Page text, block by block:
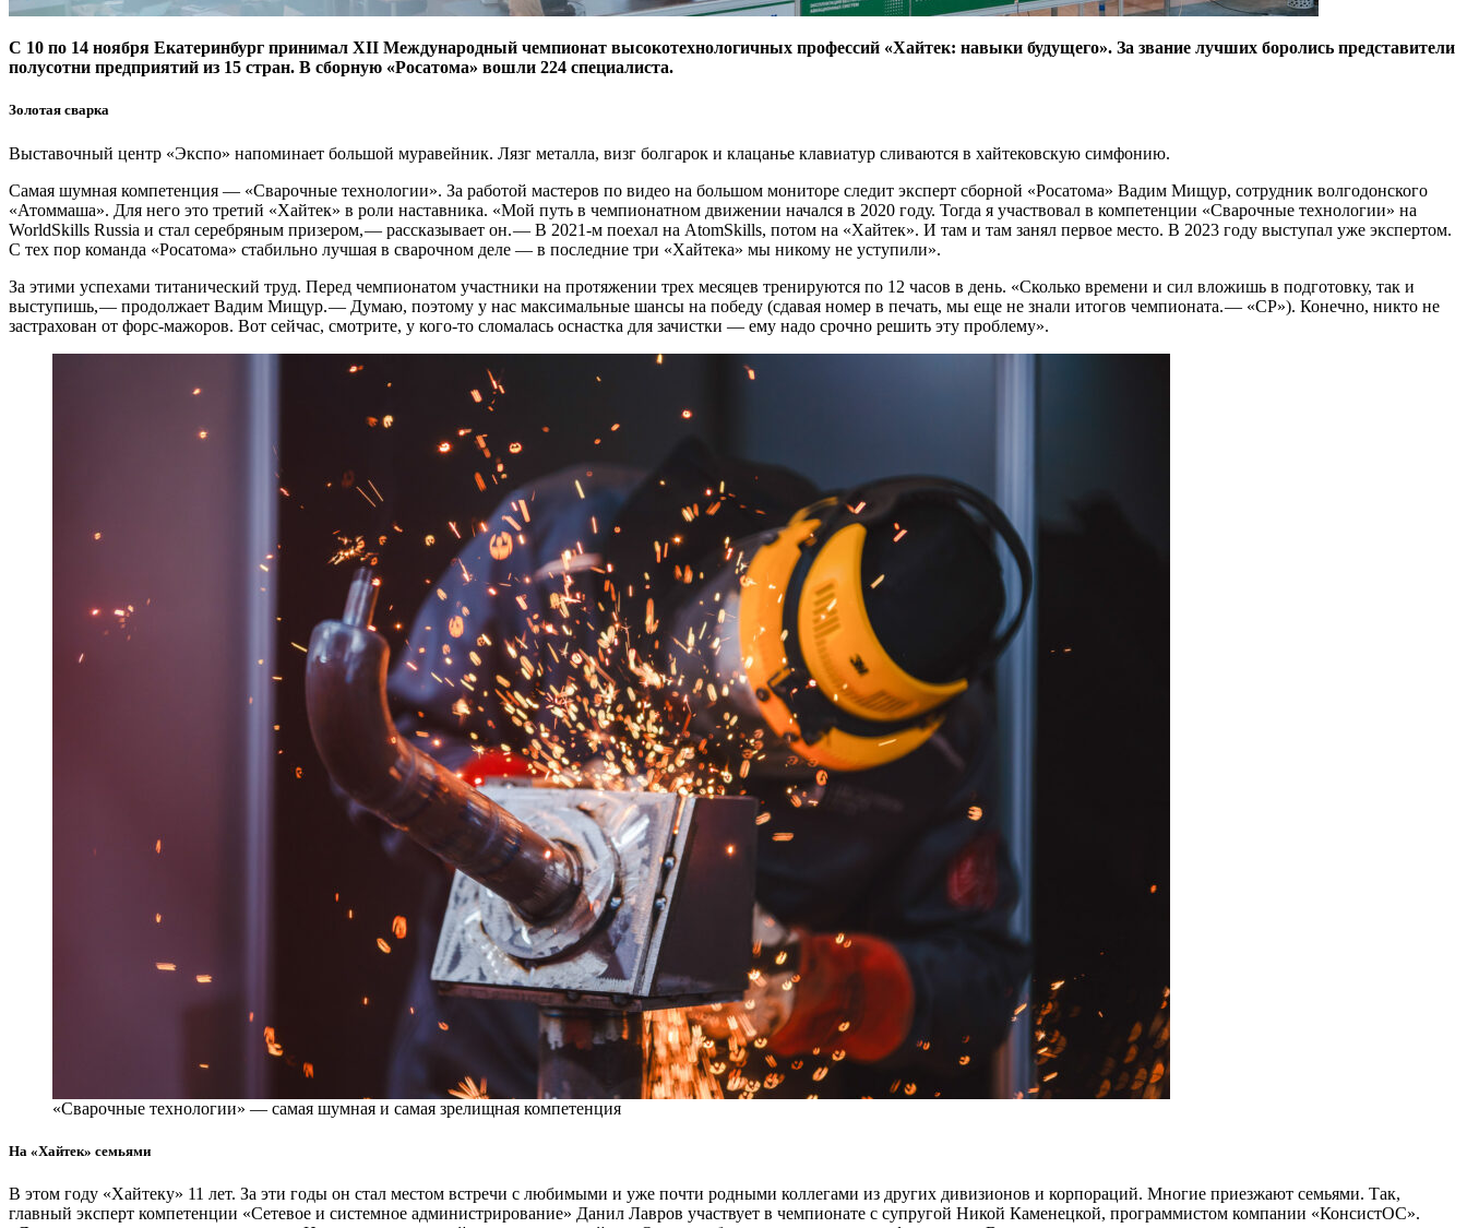
С 10 по 14 ноября Екатеринбург принимал XII Международный чемпионат высокотехнологичных профессий «Хайтек: навыки будущего». За звание лучших боролись представители
полусотни предприятий из 15 стран. В сборную «Росатома» вошли 224 специалиста.
Золотая сварка
Выставочный центр «Экспо» напоминает большой муравейник. Лязг металла, визг болгарок и клацанье клавиатур сливаются в хайтековскую симфонию.
Самая шумная компетенция — ​«Сварочные технологии». За работой мастеров по видео на большом мониторе следит эксперт сборной «Росатома» Вадим Мищур, сотрудник волгодонского
«Атоммаша». Для него это третий «Хайтек» в роли наставника. «Мой путь в чемпионатном движении начался в 2020 году. Тогда я участвовал в компетенции «Сварочные технологии» на
WorldSkills Russia и стал серебряным призером, — ​рассказывает он. — ​В 2021‑м поехал на AtomSkills, потом на «Хайтек». И там и там занял первое место. В 2023 году выступал уже экспертом.
С тех пор команда «Росатома» стабильно лучшая в сварочном деле — ​в последние три «Хайтека» мы никому не уступили».
За этими успехами титанический труд. Перед чемпионатом участники на протяжении трех месяцев тренируются по 12 часов в день. «Сколько времени и сил вложишь в подготовку, так и
выступишь, — ​продолжает Вадим Мищур. — ​Думаю, поэтому у нас максимальные шансы на победу (сдавая номер в печать, мы еще не знали итогов чемпионата. — ​«СР»). Конечно, никто не
застрахован от форс-мажоров. Вот сейчас, смотрите, у кого-то сломалась оснастка для зачистки — ​ему надо срочно решить эту проблему».
«Сварочные технологии» — самая шумная и самая зрелищная компетенция
На «Хайтек» семьями
В этом году «Хайтеку» 11 лет. За эти годы он стал местом встречи с любимыми и уже почти родными коллегами из других дивизионов и корпораций. Многие приезжают семьями. Так,
главный эксперт компетенции «Сетевое и системное администрирование» Данил Лавров участвует в чемпионате с супругой Никой Каменецкой, программистом компании «Консист­ОС».